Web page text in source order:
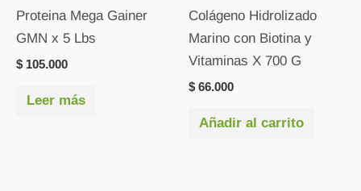
Proteina Mega Gainer
GMN x 5 Lbs
$ 105.000
Leer más
Colágeno Hidrolizado
Marino con Biotina y
Vitaminas X 700 G
$ 66.000
Añadir al carrito